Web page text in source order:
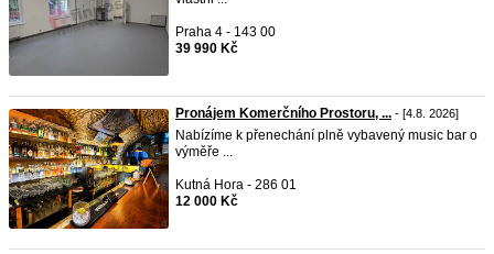
Praha 4 - 143 00
39 990 Kč
Pronájem Komerčního Prostoru, ... - [4.8. 2026]
Nabízíme k přenechání plně vybavený music bar o
výměře ...
Kutná Hora - 286 01
12 000 Kč